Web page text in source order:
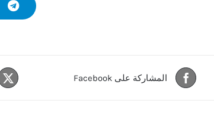
المشاركة على Facebook